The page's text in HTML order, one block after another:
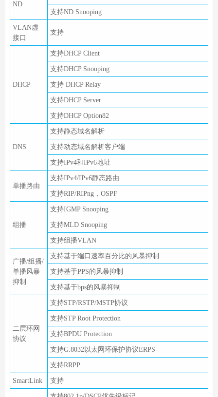
ND
支持ND Snooping
VLAN虚
接口
支持
DHCP
支持DHCP Client
支持DHCP Snooping
支持 DHCP Relay
支持DHCP Server
支持DHCP Option82
DNS
支持静态域名解析
支持动态域名解析客户端
支持IPv4和IPv6地址
单播路由
支持IPv4/IPv6静态路由
支持RIP/RIPng，OSPF
组播
支持IGMP Snooping
支持MLD Snooping
支持组播VLAN
广播/组播/
单播风暴
抑制
支持基于端口速率百分比的风暴抑制
支持基于PPS的风暴抑制
支持基于bps的风暴抑制
二层环网
协议
支持STP/RSTP/MSTP协议
支持STP Root Protection
支持BPDU Protection
支持G.8032以太网环保护协议ERPS
支持RRPP
SmartLink 支持